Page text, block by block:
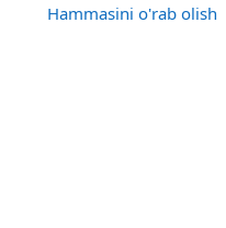
Hammasini o'rab olish